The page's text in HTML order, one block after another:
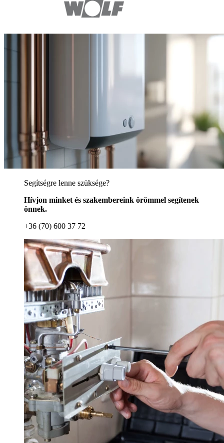
Segítségre lenne szüksége?
Hívjon minket és szakembereink örömmel segítenek
önnek.
+36 (70) 600 37 72